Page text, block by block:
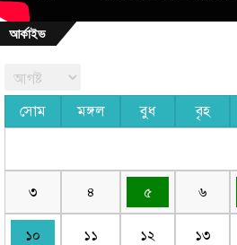
আর্কাইভ
সোম মঙ্গল বুধ বৃহ
৩ ৪ ৫ ৬
১০ ১১ ১২ ১৩